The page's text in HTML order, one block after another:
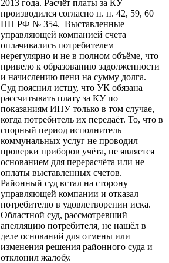
2013 года. Расчёт платы за КУ
производился согласно п. п. 42, 59, 60
ПП РФ № 354. Выставленные
управляющей компанией счета
оплачивались потребителем
нерегулярно и не в полном объёме, что
привело к образованию задолженности
и начислению пени на сумму долга.
Суд пояснил истцу, что УК обязана
рассчитывать плату за КУ по
показаниям ИПУ только в том случае,
когда потребитель их передаёт. То, что в
спорный период исполнитель
коммунальных услуг не проводил
проверки приборов учёта, не является
основанием для перерасчёта или не
оплаты выставленных счетов.
Районный суд встал на сторону
управляющей компании и отказал
потребителю в удовлетворении иска.
Областной суд, рассмотревший
апелляцию потребителя, не нашёл в
деле оснований для отмены или
изменения решения районного суда и
отклонил жалобу.